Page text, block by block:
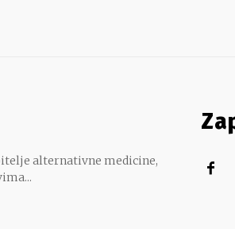
alternativne medicine,